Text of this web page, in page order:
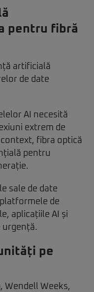
pentru fibră
artificială
de date
AI necesită
extrem de
fibra optică
pentru
sale de date
de
aplicațiile AI și
urgență.
pe
Wendell Weeks,